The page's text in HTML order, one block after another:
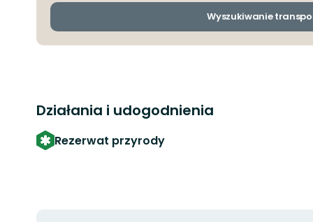
Wyszukiwanie
Działania i udogodnienia
Rezerwat przyrody